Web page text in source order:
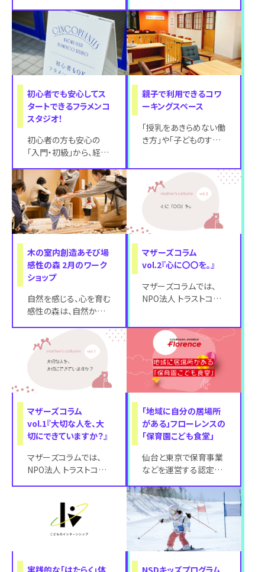
いくスポーツ「クライミ
ング」。お気に入
「国営みちのく杜の湖畔
公園」。広大な敷地
初心者でも安心してス
タートできるフラメンコ
スタジオ！
初心者の方も安心の
「入門・初級」から、経験
とりひとりのレベルに合
わせたクラス
親子で利用できるコワ
ーキングスペース
「授乳をあきらめない働
き方」や「子どものすぐ
木の室内創造あそび場
感性の森 2月のワーク
ショップ
自然を感じる、心を育む
感性の森は、自然から
もたちに贈る、豊かな完
成を育む木の
マザーズコラム
vol.2『心に〇〇を。』
マザーズコラムでは、
NPO法人 トラストコー
くもとかよこ先
マザーズコラム
vol.1『大切な人を、大
切にできていますか？』
マザーズコラムでは、
NPO法人 トラストコー
くもとかよこ先
「地域に自分の居場所
がある」フローレンスの
「保育園こども食堂」
仙台と東京で保育事業
などを運営する認定
（以下、フローレンス）が
実践と政策提言を